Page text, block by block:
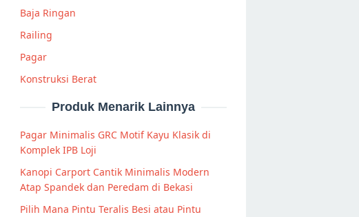
Baja Ringan
Railing
Pagar
Konstruksi Berat
Produk Menarik Lainnya
Pagar Minimalis GRC Motif Kayu Klasik di
Komplek IPB Loji
Kanopi Carport Cantik Minimalis Modern
Atap Spandek dan Peredam di Bekasi
Pilih Mana Pintu Teralis Besi atau Pintu